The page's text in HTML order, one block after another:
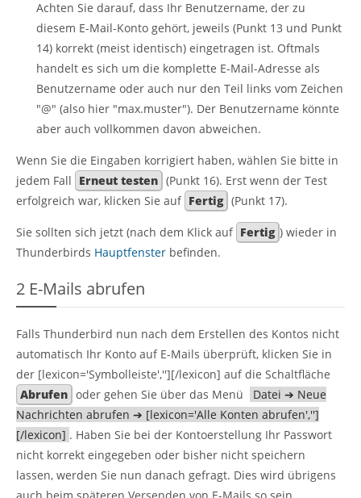
Achten Sie darauf, dass Ihr Benutzername, der zu
diesem E-Mail-Konto gehört, jeweils (Punkt 13 und Punkt
14) korrekt (meist identisch) eingetragen ist. Oftmals
handelt es sich um die komplette E-Mail-Adresse als
Benutzername oder auch nur den Teil links vom Zeichen
"@" (also hier "max.muster"). Der Benutzername könnte
aber auch vollkommen davon abweichen.
Wenn Sie die Eingaben korrigiert haben, wählen Sie bitte in
jedem Fall Erneut testen (Punkt 16). Erst wenn der Test
erfolgreich war, klicken Sie auf Fertig (Punkt 17).
Sie sollten sich jetzt (nach dem Klick auf Fertig ) wieder in
Thunderbirds Hauptfenster befinden.
2 E-Mails abrufen
Falls Thunderbird nun nach dem Erstellen des Kontos nicht
automatisch Ihr Konto auf E-Mails überprüft, klicken Sie in
der [lexicon='Symbolleiste',''][/lexicon] auf die Schaltfläche
Abrufen oder gehen Sie über das Menü
Datei ➔ Neue
Nachrichten abrufen ➔ [lexicon='Alle Konten abrufen','']
[/lexicon] . Haben Sie bei der Kontoerstellung Ihr Passwort
nicht korrekt eingegeben oder bisher nicht speichern
lassen, werden Sie nun danach gefragt. Dies wird übrigens
auch beim späteren Versenden von E-Mails so sein.